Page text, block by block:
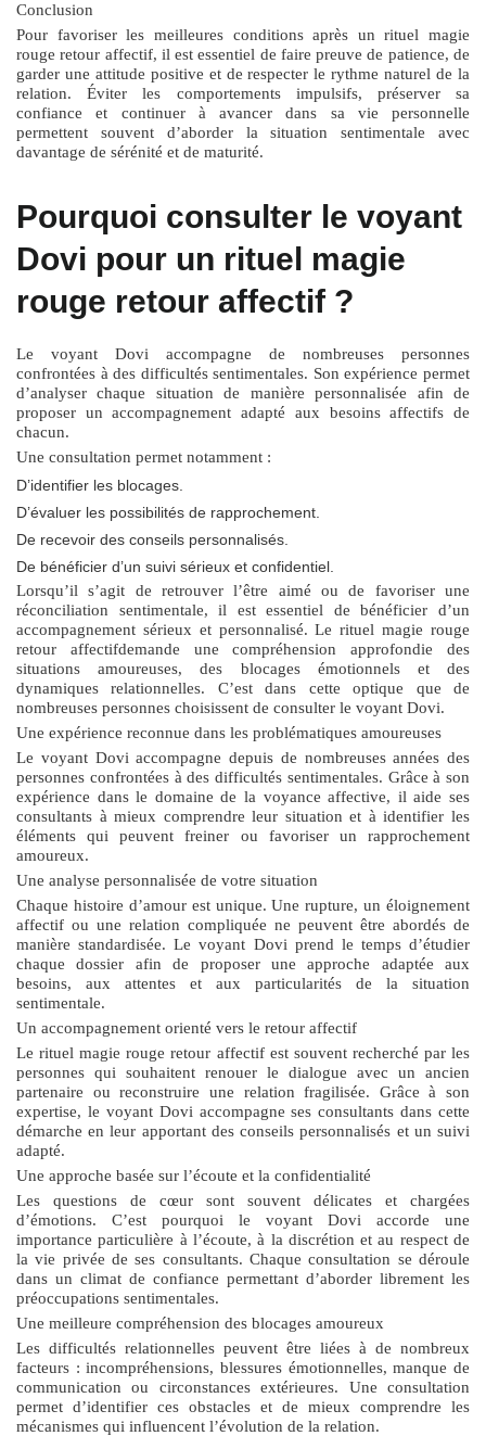
Conclusion
Pour favoriser les meilleures conditions après unrituel magie
rouge retour affectif, il est essentiel de faire preuve de patience, de
garder une attitude positive et de respecter le rythme naturel de la
relation. Éviter les comportements impulsifs, préserver sa
confiance et continuer à avancer dans sa vie personnelle
permettent souvent d’aborder la situation sentimentale avec
davantage de sérénité et de maturité.
Pourquoi consulter le voyant
Dovi pour un rituel magie
rouge retour affectif ?
Le voyant Dovi accompagne de nombreuses personnes
confrontées à des difficultés sentimentales. Son expérience permet
d’analyser chaque situation de manière personnalisée afin de
proposer un accompagnement adapté aux besoins affectifs de
chacun.
Une consultation permet notamment :
D’identifier les blocages.
D’évaluer les possibilités de rapprochement.
De recevoir des conseils personnalisés.
De bénéficier d’un suivi sérieux et confidentiel.
Lorsqu’il s’agit de retrouver l’être aimé ou de favoriser une
réconciliation sentimentale, il est essentiel de bénéficier d’un
accompagnement sérieux et personnalisé. Lerituel magie rouge
retour affectifdemande une compréhension approfondie des
situations amoureuses, des blocages émotionnels et des
dynamiques relationnelles. C’est dans cette optique que de
nombreuses personnes choisissent de consulter le voyant Dovi.
Une expérience reconnue dans les problématiques amoureuses
Le voyant Dovi accompagne depuis de nombreuses années des
personnes confrontées à des difficultés sentimentales. Grâce à son
expérience dans le domaine de la voyance affective, il aide ses
consultants à mieux comprendre leur situation et à identifier les
éléments qui peuvent freiner ou favoriser un rapprochement
amoureux.
Une analyse personnalisée de votre situation
Chaque histoire d’amour est unique. Une rupture, un éloignement
affectif ou une relation compliquée ne peuvent être abordés de
manière standardisée. Le voyant Dovi prend le temps d’étudier
chaque dossier afin de proposer une approche adaptée aux
besoins, aux attentes et aux particularités de la situation
sentimentale.
Un accompagnement orienté vers le retour affectif
Lerituel magie rouge retour affectifest souvent recherché par les
personnes qui souhaitent renouer le dialogue avec un ancien
partenaire ou reconstruire une relation fragilisée. Grâce à son
expertise, le voyant Dovi accompagne ses consultants dans cette
démarche en leur apportant des conseils personnalisés et un suivi
adapté.
Une approche basée sur l’écoute et la confidentialité
Les questions de cœur sont souvent délicates et chargées
d’émotions. C’est pourquoi le voyant Dovi accorde une
importance particulière à l’écoute, à la discrétion et au respect de
la vie privée de ses consultants. Chaque consultation se déroule
dans un climat de confiance permettant d’aborder librement les
préoccupations sentimentales.
Une meilleure compréhension des blocages amoureux
Les difficultés relationnelles peuvent être liées à de nombreux
facteurs : incompréhensions, blessures émotionnelles, manque de
communication ou circonstances extérieures. Une consultation
permet d’identifier ces obstacles et de mieux comprendre les
mécanismes qui influencent l’évolution de la relation.